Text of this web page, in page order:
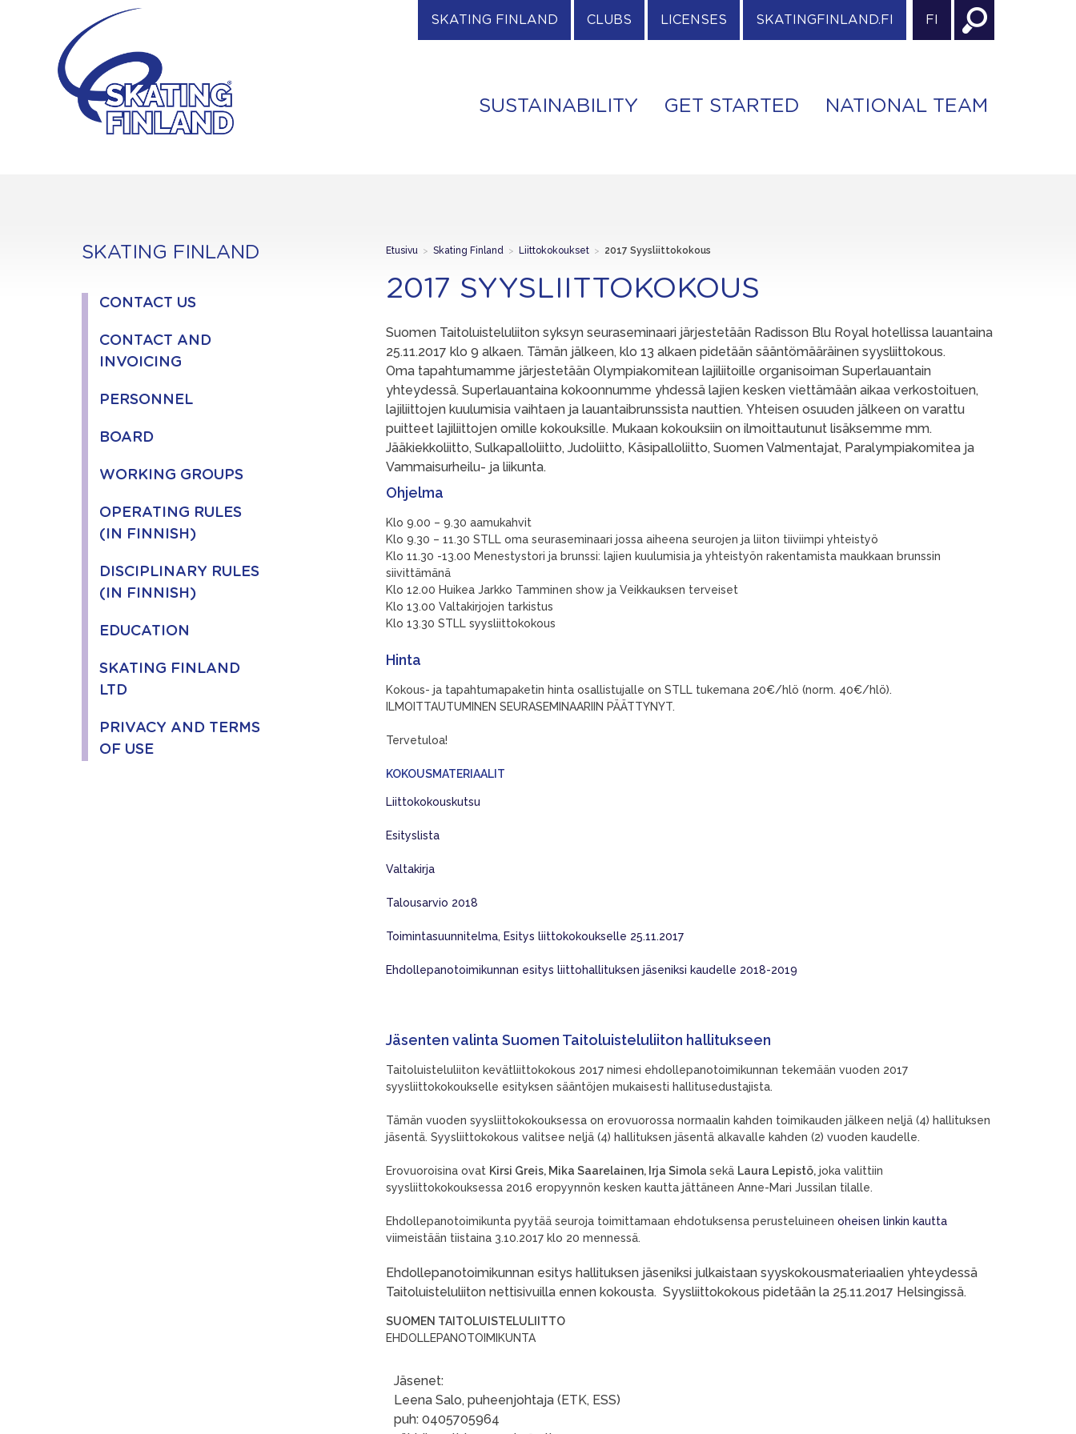
SKATING FINLAND CLUBS LICENSES SKATINGFINLAND.FI FI
SUSTAINABILITY GET STARTED NATIONAL TEAM
SKATING FINLAND
CONTACT US
CONTACT AND
INVOICING
PERSONNEL
BOARD
WORKING GROUPS
OPERATING RULES
(IN FINNISH)
DISCIPLINARY RULES
(IN FINNISH)
EDUCATION
SKATING FINLAND
LTD
PRIVACY AND TERMS
OF USE
Etusivu > Skating Finland > Liittokokoukset > 2017 Syysliittokokous
2017 SYYSLIITTOKOKOUS
Suomen Taitoluisteluliiton syksyn seuraseminaari järjestetään Radisson Blu Royal hotellissa lauantaina
25.11.2017 klo 9 alkaen. Tämän jälkeen, klo 13 alkaen pidetään sääntömääräinen syysliittokous.
Oma tapahtumamme järjestetään Olympiakomitean lajiliitoille organisoiman Superlauantain
yhteydessä. Superlauantaina kokoonnumme yhdessä lajien kesken viettämään aikaa verkostoituen,
lajiliittojen kuulumisia vaihtaen ja lauantaibrunssista nauttien. Yhteisen osuuden jälkeen on varattu
puitteet lajiliittojen omille kokouksille. Mukaan kokouksiin on ilmoittautunut lisäksemme mm.
Jääkiekkoliitto, Sulkapalloliitto, Judoliitto, Käsipalloliitto, Suomen Valmentajat, Paralympiakomitea ja
Vammaisurheilu- ja liikunta.
Ohjelma
Klo 9.00 – 9.30 aamukahvit
Klo 9.30 – 11.30 STLL oma seuraseminaari jossa aiheena seurojen ja liiton tiiviimpi yhteistyö
Klo 11.30 -13.00 Menestystori ja brunssi: lajien kuulumisia ja yhteistyön rakentamista maukkaan brunssin
siivittämänä
Klo 12.00 Huikea Jarkko Tamminen show ja Veikkauksen terveiset
Klo 13.00 Valtakirjojen tarkistus
Klo 13.30 STLL syysliittokokous
Hinta
Kokous- ja tapahtumapaketin hinta osallistujalle on STLL tukemana 20€/hlö (norm. 40€/hlö).
ILMOITTAUTUMINEN SEURASEMINAARIIN PÄÄTTYNYT.
Tervetuloa!
KOKOUSMATERIAALIT
Liittokokouskutsu
Esityslista
Valtakirja
Talousarvio 2018
Toimintasuunnitelma, Esitys liittokokoukselle 25.11.2017
Ehdollepanotoimikunnan esitys liittohallituksen jäseniksi kaudelle 2018-2019
Jäsenten valinta Suomen Taitoluisteluliiton hallitukseen
Taitoluisteluliiton kevätliittokokous 2017 nimesi ehdollepanotoimikunnan tekemään vuoden 2017
syysliittokokoukselle esityksen sääntöjen mukaisesti hallitusedustajista.
Tämän vuoden syysliittokokouksessa on erovuorossa normaalin kahden toimikauden jälkeen neljä (4) hallituksen
jäsentä. Syysliittokokous valitsee neljä (4) hallituksen jäsentä alkavalle kahden (2) vuoden kaudelle.
Erovuoroisina ovat Kirsi Greis, Mika Saarelainen, Irja Simola sekä Laura Lepistö, joka valittiin
syysliittokokouksessa 2016 eropyynnön kesken kautta jättäneen Anne-Mari Jussilan tilalle.
Ehdollepanotoimikunta pyytää seuroja toimittamaan ehdotuksensa perusteluineen oheisen linkin kautta
viimeistään tiistaina 3.10.2017 klo 20 mennessä.
Ehdollepanotoimikunnan esitys hallituksen jäseniksi julkaistaan syyskokousmateriaalien yhteydessä
Taitoluisteluliiton nettisivuilla ennen kokousta. Syysliittokokous pidetään la 25.11.2017 Helsingissä.
SUOMEN TAITOLUISTELULIITTO
EHDOLLEPANOTOIMIKUNTA
Jäsenet:
Leena Salo, puheenjohtaja (ETK, ESS)
puh: 0405705964